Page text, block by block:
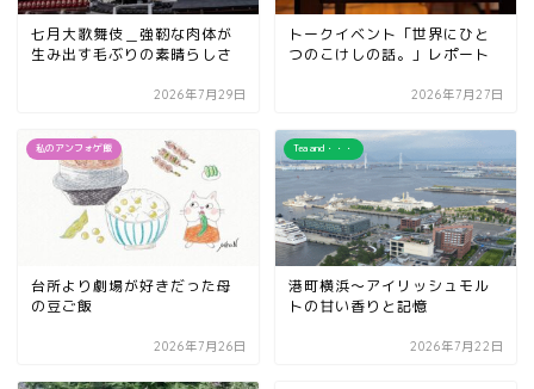
七月大歌舞伎＿強靭な肉体が
生み出す毛ぶりの素晴らしさ
2026年7月29日
トークイベント「世界にひと
つのこけしの話。」レポート
2026年7月27日
私のアンフォゲ飯
台所より劇場が好きだった母
の豆ご飯
2026年7月26日
Tea and・・・
港町横浜～アイリッシュモル
トの甘い香りと記憶
2026年7月22日